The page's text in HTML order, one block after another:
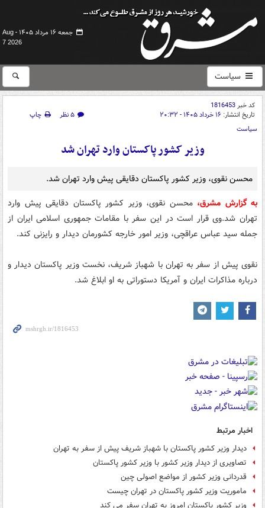
جمعه ۱۶ مرداد ۱۴۰۵ -
Aug
7 2026
سیاست
کد خبر1816453
تاریخ انتشار: ۱۶ خرداد ۱۴۰۵ - ۲۰:۳۲ ۵ نظر
چاپ
سیاست
وزیر کشور پاکستان وارد تهران شد
محسن نقوی، وزیر کشور پاکستان دقایقی پیش وارد تهران شد.
به گزارش مشرق، محسن نقوی، وزیر کشور پاکستان دقایقی پیش وارد
تهران شد.وی قرار است در این سفر با مقامات جمهوری اسلامی ایران از
جمله سید عباس عراقچی، وزیر امور خارجه کشورمان دیدار و رایزنی کند.
نقوی پیش از سفر به تهران با شهباز شریف، نخست وزیر پاکستان دیدار و
درباره مذاکرات ایران و آمریکا دستوراتی‌ به او ابلاغ شد.
اخبار مرتبط
دیدار وزیر کشور پاکستان با شهباز شریف پیش از سفر به تهران
تصاویری از دیدار وزیر کشور با وزیر کشور پاکستان
قدردانی وزیر کشور از مواضع اصولی چین
ماموریت وزیر کشور پاکستان در تهران چیست
وزیر کشور پاکستان امروز به تهران سفر می کند